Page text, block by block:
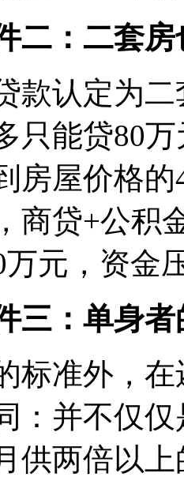
二：二套
款认定为
只能贷80
房屋价格
商贷+公积
元，资金
三：单身
标准外，
：并不仅
供两倍以